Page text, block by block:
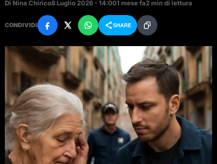
Di Nina Chirico8 Luglio 2026 - 14:001 mese fa2 min di lettura
CONDIVIDI SHARE